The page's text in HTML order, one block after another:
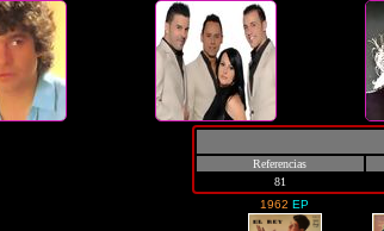
Referencias
81
1962 EP